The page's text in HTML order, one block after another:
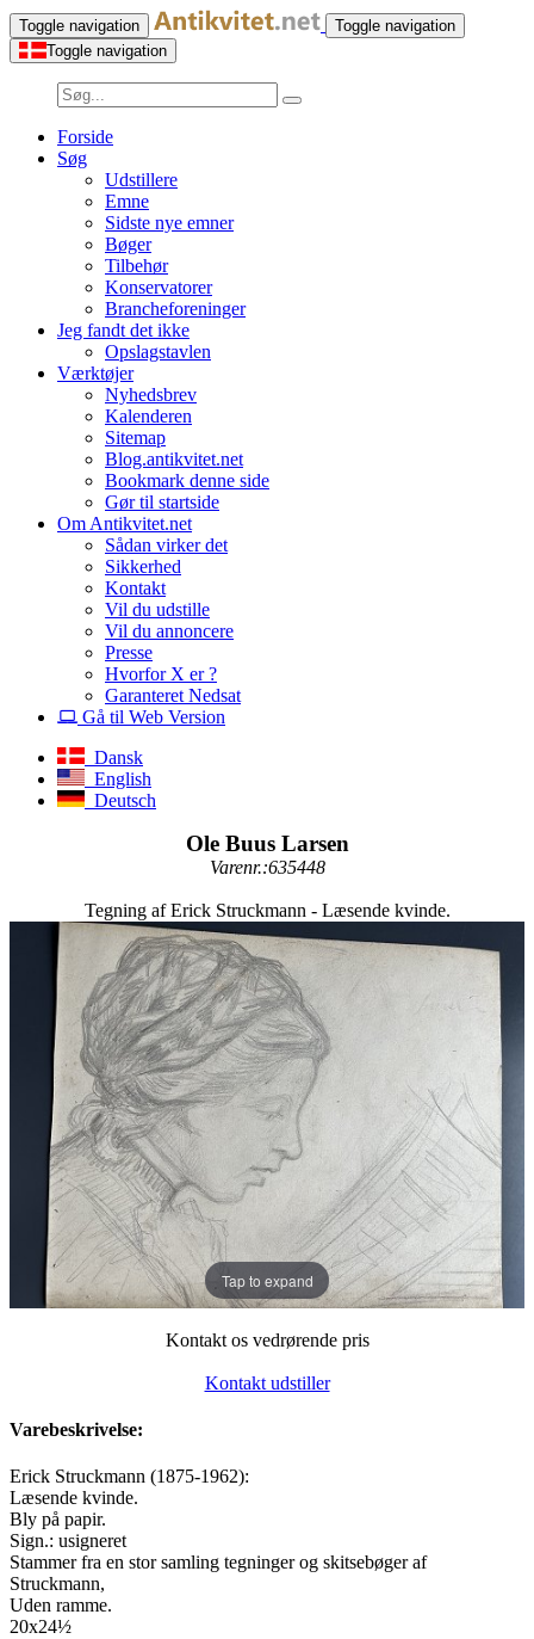
Toggle navigation
Toggle navigation
Toggle navigation
Forside
Søg
Udstillere
Emne
Sidste nye emner
Bøger
Tilbehør
Konservatorer
Brancheforeninger
Jeg fandt det ikke
Opslagstavlen
Værktøjer
Nyhedsbrev
Kalenderen
Sitemap
Blog.antikvitet.net
Bookmark denne side
Gør til startside
Om Antikvitet.net
Sådan virker det
Sikkerhed
Kontakt
Vil du udstille
Vil du annoncere
Presse
Hvorfor X er ?
Garanteret Nedsat
Gå til Web Version
Dansk
English
Deutsch
Ole Buus Larsen
Varenr.:635448
Tegning af Erick Struckmann - Læsende kvinde.
Tap to expand
Kontakt os vedrørende pris
Kontakt udstiller
Varebeskrivelse:
Erick Struckmann (1875-1962):
Læsende kvinde.
Bly på papir.
Sign.: usigneret
Stammer fra en stor samling tegninger og skitsebøger af
Struckmann,
Uden ramme.
20x24½